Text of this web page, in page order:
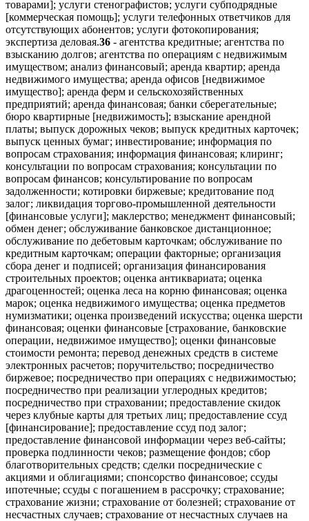
товарами]; услуги стенографистов; услуги субподрядные
[коммерческая помощь]; услуги телефонных ответчиков для
отсутствующих абонентов; услуги фотокопирования;
экспертиза деловая.36 - агентства кредитные; агентства по
взысканию долгов; агентства по операциям с недвижимым
имуществом; анализ финансовый; аренда квартир; аренда
недвижимого имущества; аренда офисов [недвижимое
имущество]; аренда ферм и сельскохозяйственных
предприятий; аренда финансовая; банки сберегательные;
бюро квартирные [недвижимость]; взыскание арендной
платы; выпуск дорожных чеков; выпуск кредитных карточек;
выпуск ценных бумаг; инвестирование; информация по
вопросам страхования; информация финансовая; клиринг;
консультации по вопросам страхования; консультации по
вопросам финансов; консультирование по вопросам
задолженности; котировки биржевые; кредитование под
залог; ликвидация торгово-промышленной деятельности
[финансовые услуги]; маклерство; менеджмент финансовый;
обмен денег; обслуживание банковское дистанционное;
обслуживание по дебетовым карточкам; обслуживание по
кредитным карточкам; операции факторные; организация
сбора денег и подписей; организация финансирования
строительных проектов; оценка антиквариата; оценка
драгоценностей; оценка леса на корню финансовая; оценка
марок; оценка недвижимого имущества; оценка предметов
нумизматики; оценка произведений искусства; оценка шерсти
финансовая; оценки финансовые [страхование, банковские
операции, недвижимое имущество]; оценки финансовые
стоимости ремонта; перевод денежных средств в системе
электронных расчетов; поручительство; посредничество
биржевое; посредничество при операциях с недвижимостью;
посредничество при реализации углеродных кредитов;
посредничество при страховании; предоставление скидок
через клубные карты для третьих лиц; предоставление ссуд
[финансирование]; предоставление ссуд под залог;
предоставление финансовой информации через веб-сайты;
проверка подлинности чеков; размещение фондов; сбор
благотворительных средств; сделки посреднические с
акциями и облигациями; спонсорство финансовое; ссуды
ипотечные; ссуды с погашением в рассрочку; страхование;
страхование жизни; страхование от болезней; страхование от
несчастных случаев; страхование от несчастных случаев на